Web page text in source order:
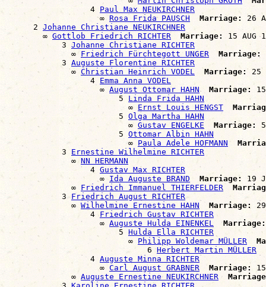
                  4
Paul Max NEUKIRCHNER
                    ∞
Rosa Frida PAUSCH Marriage:
26
      2
Johanne Christiane NEUKIRCHNER
        ∞
Gottlob Friedrich RICHTER Marriage:
15 AUG
            3
Johanne Christiane RICHTER
              ∞
Friedrich Fürchtegott UNGER Marriage:
            3
Auguste Florentine RICHTER
              ∞
Christian Heinrich VODEL Marriage: 25
                  4
Emma Anna VODEL
                    ∞
August Ottomar HAHN Marriage:
                        5
Linda Frida HAHN
                          ∞
Ernst Louis HENGST
                        5
Olga Martha HAHN
                          ∞
Gustav ENGELKE Marriage:
                        5
Ottomar Albin HAHN
                          ∞
Paula Adele HOFMANN
            3
Ernestine Wilhelmine RICHTER
              ∞
NN HERMANN
                  4
Gustav Max RICHTER
                    ∞
Ida Auguste BRAND Marriage:
19
              ∞
Friedrich Immanuel THIERFELDER
            3
Friedrich August RICHTER
              ∞
Wilhelmine Ernestine HAHN Marriage:
                  4
Friedrich Gustav RICHTER
                    ∞
Auguste Hulda EINENKEL
Marriage:
                        5
Hulda Ella RICHTER
                          ∞
Philipp Woldemar MÜLLER
                              6
Herbert Martin MÜLLER
                  4
Auguste Minna RICHTER
                    ∞
Carl August GRABNER Marriage:
              ∞
Auguste Ernestine NEUKIRCHNER